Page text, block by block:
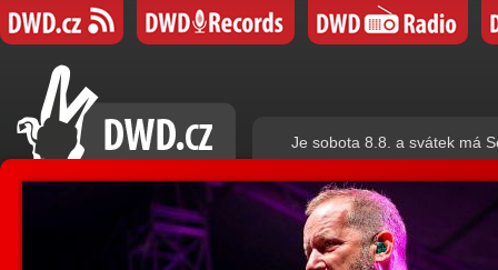
Je sobota 8.8. a svátek má